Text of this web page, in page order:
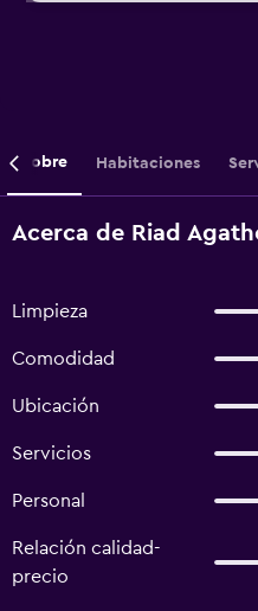
Sobre Habitaciones
Acerca de Riad
Limpieza
Comodidad
Ubicación
Servicios
Personal
Relación calidad-
precio